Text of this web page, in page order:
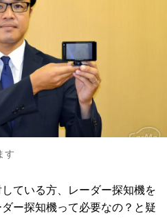
す
ている方、レーダー探知機を
ー探知機って必要なの？と疑